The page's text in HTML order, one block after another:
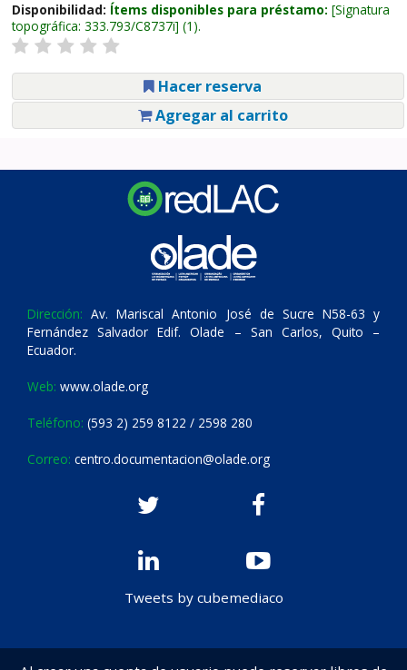
Disponibilidad: Ítems disponibles para préstamo: Signatura
topográfica: 333.793/C8737i (1).
Hacer reserva
Agregar al carrito
Dirección: Av. Mariscal Antonio José de Sucre N58-63 y
Fernández Salvador Edif. Olade – San Carlos, Quito –
Ecuador.
Web: www.olade.org
Teléfono: (593 2) 259 8122 / 2598 280
Correo: centro.documentacion@olade.org
Tweets by cubemediaco